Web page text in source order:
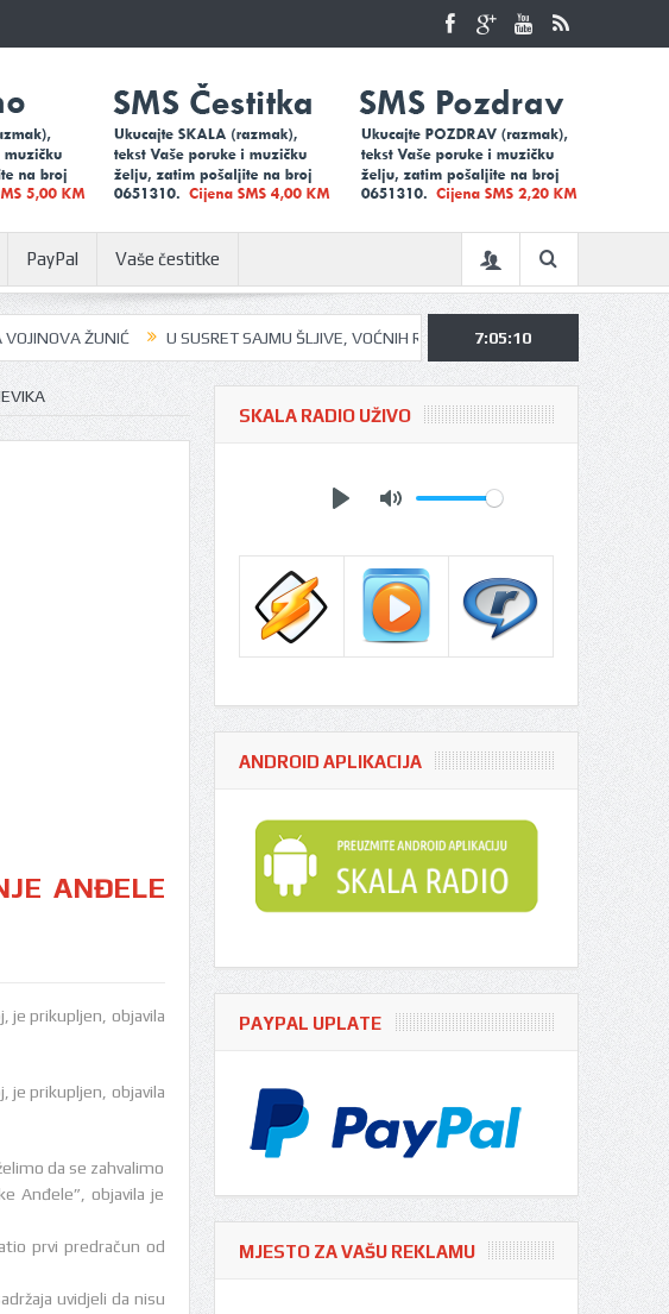
PayPal Vaše čestitke
ŽUNIĆ U SUSRET SAJMU ŠLJIVE, VOĆNIH RAKIJA I MEDA U UGLJEVIKU…
7:05:10
ANĐELE
je prikupljen, objavila
je prikupljen, objavila
da se zahvalimo
Anđele”, objavila je
prvi predračun od
uvidjeli da nisu
SKALA RADIO UŽIVO
ANDROID APLIKACIJA
PAYPAL UPLATE
MJESTO ZA VAŠU REKLAMU